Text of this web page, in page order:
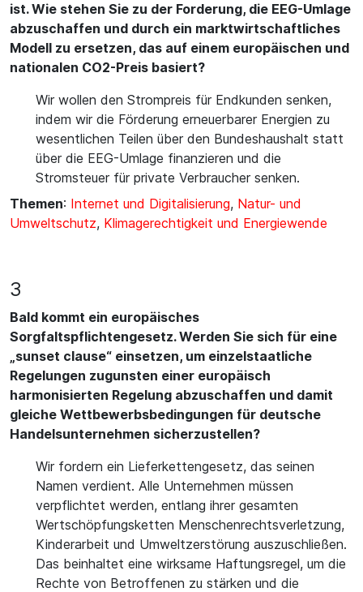
ist. Wie stehen Sie zu der Forderung, die EEG-Umlage
abzuschaffen und durch ein marktwirtschaftliches
Modell zu ersetzen, das auf einem europäischen und
nationalen CO2-Preis basiert?
Wir wollen den Strompreis für Endkunden senken,
indem wir die Förderung erneuerbarer Energien zu
wesentlichen Teilen über den Bundeshaushalt statt
über die EEG-Umlage finanzieren und die
Stromsteuer für private Verbraucher senken.
Themen: Internet und Digitalisierung, Natur- und
Umweltschutz, Klimagerechtigkeit und Energiewende
3
Bald kommt ein europäisches
Sorgfaltspflichtengesetz. Werden Sie sich für eine
„sunset clause“ einsetzen, um einzelstaatliche
Regelungen zugunsten einer europäisch
harmonisierten Regelung abzuschaffen und damit
gleiche Wettbewerbsbedingungen für deutsche
Handelsunternehmen sicherzustellen?
Wir fordern ein Lieferkettengesetz, das seinen
Namen verdient. Alle Unternehmen müssen
verpflichtet werden, entlang ihrer gesamten
Wertschöpfungsketten Menschenrechtsverletzung,
Kinderarbeit und Umweltzerstörung auszuschließen.
Das beinhaltet eine wirksame Haftungsregel, um die
Rechte von Betroffenen zu stärken und die